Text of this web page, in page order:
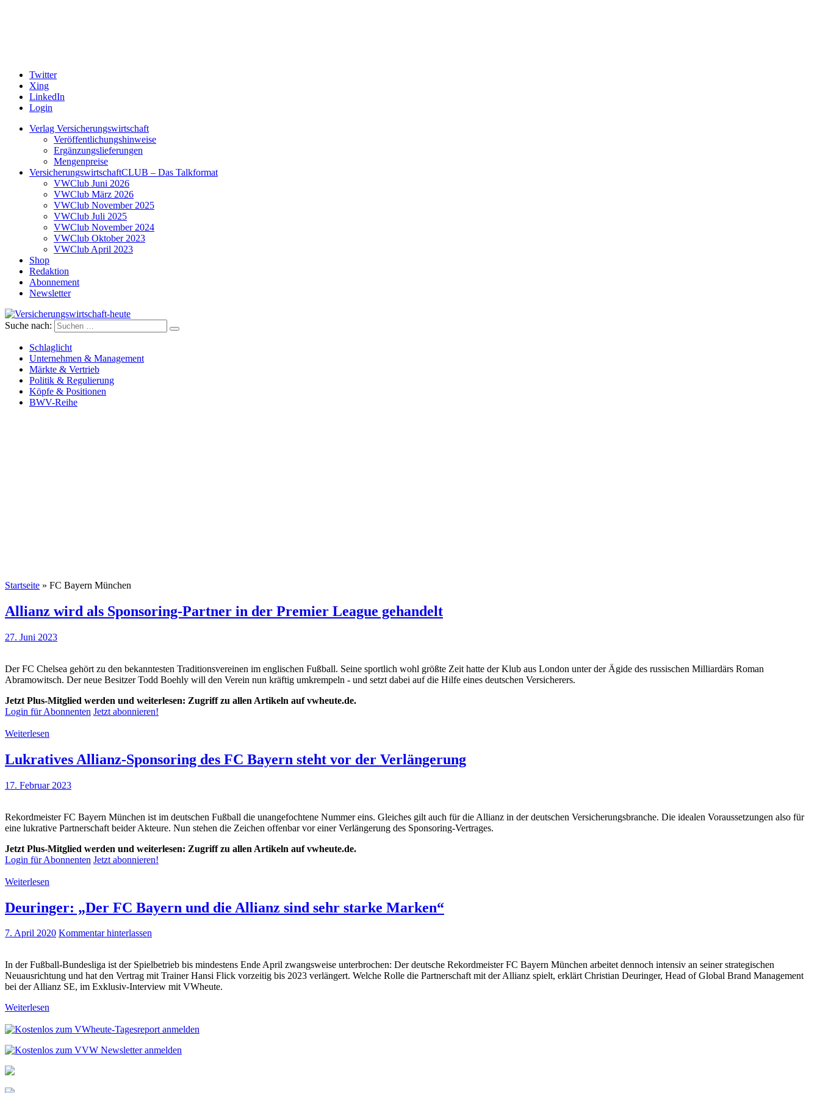
Twitter
Xing
LinkedIn
Login
Verlag Versicherungswirtschaft
Veröffentlichungshinweise
Ergänzungslieferungen
Mengenpreise
VersicherungswirtschaftCLUB – Das Talkformat
VWClub Juni 2026
VWClub März 2026
VWClub November 2025
VWClub Juli 2025
VWClub November 2024
VWClub Oktober 2023
VWClub April 2023
Shop
Redaktion
Abonnement
Newsletter
Versicherungswirtschaft-heute
Suche nach:
Schlaglicht
Unternehmen & Management
Märkte & Vertrieb
Politik & Regulierung
Köpfe & Positionen
BWV-Reihe
Startseite » FC Bayern München
Allianz wird als Sponsoring-Partner in der Premier League gehandelt
27. Juni 2023
Der FC Chelsea gehört zu den bekanntesten Traditionsvereinen im englischen Fußball. Seine sportlich wohl größte Zeit hatte der Klub aus London unter der Ägide des russischen Milliardärs Roman
Abramowitsch. Der neue Besitzer Todd Boehly will den Verein nun kräftig umkrempeln - und setzt dabei auf die Hilfe eines deutschen Versicherers.
Jetzt Plus-Mitglied werden und weiterlesen: Zugriff zu allen Artikeln auf vwheute.de.
Login für Abonnenten Jetzt abonnieren!
Weiterlesen
Lukratives Allianz-Sponsoring des FC Bayern steht vor der Verlängerung
17. Februar 2023
Rekordmeister FC Bayern München ist im deutschen Fußball die unangefochtene Nummer eins. Gleiches gilt auch für die Allianz in der deutschen Versicherungsbranche. Die idealen Voraussetzungen also für
eine lukrative Partnerschaft beider Akteure. Nun stehen die Zeichen offenbar vor einer Verlängerung des Sponsoring-Vertrages.
Jetzt Plus-Mitglied werden und weiterlesen: Zugriff zu allen Artikeln auf vwheute.de.
Login für Abonnenten Jetzt abonnieren!
Weiterlesen
Deuringer: „Der FC Bayern und die Allianz sind sehr starke Marken“
7. April 2020 Kommentar hinterlassen
In der Fußball-Bundesliga ist der Spielbetrieb bis mindestens Ende April zwangsweise unterbrochen: Der deutsche Rekordmeister FC Bayern München arbeitet dennoch intensiv an seiner strategischen
Neuausrichtung und hat den Vertrag mit Trainer Hansi Flick vorzeitig bis 2023 verlängert. Welche Rolle die Partnerschaft mit der Allianz spielt, erklärt Christian Deuringer, Head of Global Brand Management
bei der Allianz SE, im Exklusiv-Interview mit VWheute.
Weiterlesen